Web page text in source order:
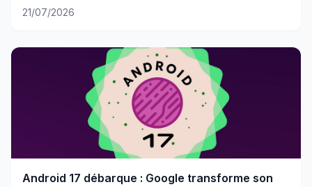
21/07/2026
Android 17 débarque : Google transforme son